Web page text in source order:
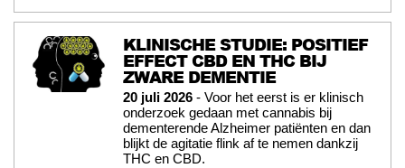
KLINISCHE STUDIE: POSITIEF
EFFECT CBD EN THC BIJ
ZWARE DEMENTIE
20 juli 2026 - Voor het eerst is er klinisch
onderzoek gedaan met cannabis bij
dementerende Alzheimer patiënten en dan
blijkt de agitatie flink af te nemen dankzij
THC en CBD.